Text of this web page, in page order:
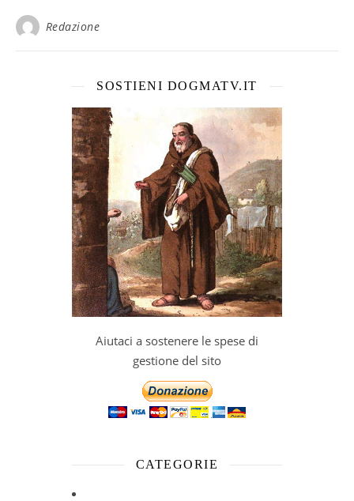
Redazione
SOSTIENI DOGMATV.IT
Aiutaci a sostenere le spese di
gestione del sito
CATEGORIE